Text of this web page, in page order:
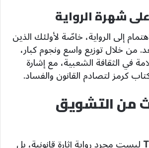
شهرة الرواية
إلى الرواية، خاصّة لأولئك الذين
من خلال توزيع واسع ونجوم كبار،
في الثقافة الشعبية، مع إشارة
كرمز لتصادم القانون والفساد.
من التشويق